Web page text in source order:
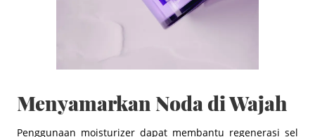
Menyamarkan Noda di Wajah
Penggunaan moisturizer dapat membantu regenerasi sel